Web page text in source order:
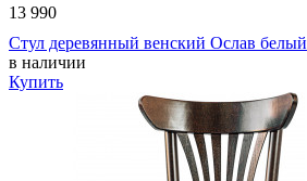
13 990
Стул деревянный венский Ослав белый
в наличии
Купить